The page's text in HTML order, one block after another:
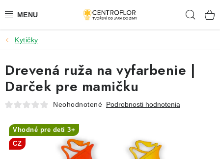
na
SEZÓNNÁ TVORBA
DŘEVENÉ VÝROBKY
MEDAILY
VŠETKO PRE TVORENIE
Kytičky
Drevená ruža na vyfarbenie |
Darček pre mamičku
Neohodnotené Podrobnosti hodnotenia
Vhodné pre deti 3+
CZ